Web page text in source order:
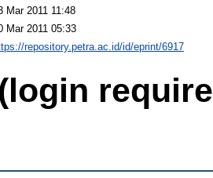
Mar 2011 11:48
Mar 2011 05:33
repository.petra.ac.id/id/eprint/6917